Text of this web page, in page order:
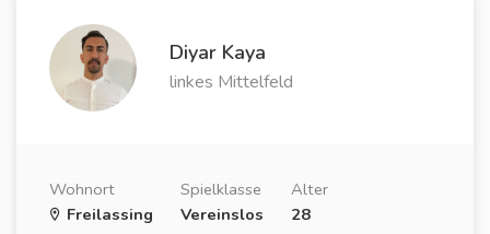
Diyar Kaya
linkes Mittelfeld
Wohnort
Freilassing
Spielklasse
Vereinslos
Alter
28